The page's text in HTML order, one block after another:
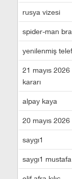
rusya vizesi
spider-man
yenilenmiş
21 mayıs
kararı
alpay kaya
20 mayıs
saygı1
saygı1